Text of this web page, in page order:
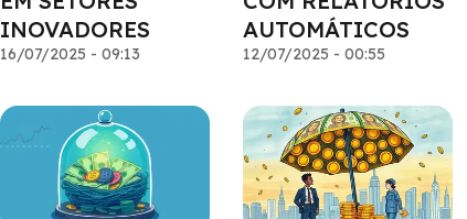
INOVADORES
16/07/2025 - 09:13
AUTOMÁTICOS
12/07/2025 - 00:55